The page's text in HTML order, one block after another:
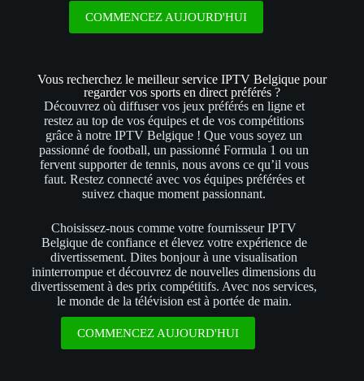
COMMENCEZ AUJOURD'HUI
Vous recherchez le meilleur service IPTV Belgique pour
regarder vos sports en direct préférés ?
Découvrez où diffuser vos jeux préférés en ligne et
restez au top de vos équipes et de vos compétitions
grâce à notre IPTV Belgique ! Que vous soyez un
passionné de football, un passionné Formula 1 ou un
fervent supporter de tennis, nous avons ce qu’il vous
faut. Restez connecté avec vos équipes préférées et
suivez chaque moment passionnant.
Choisissez-nous comme votre fournisseur IPTV
Belgique de confiance et élevez votre expérience de
divertissement. Dites bonjour à une visualisation
ininterrompue et découvrez de nouvelles dimensions du
divertissement à des prix compétitifs. Avec nos services,
le monde de la télévision est à portée de main.
COMMENCEZ AUJOURD'HUI